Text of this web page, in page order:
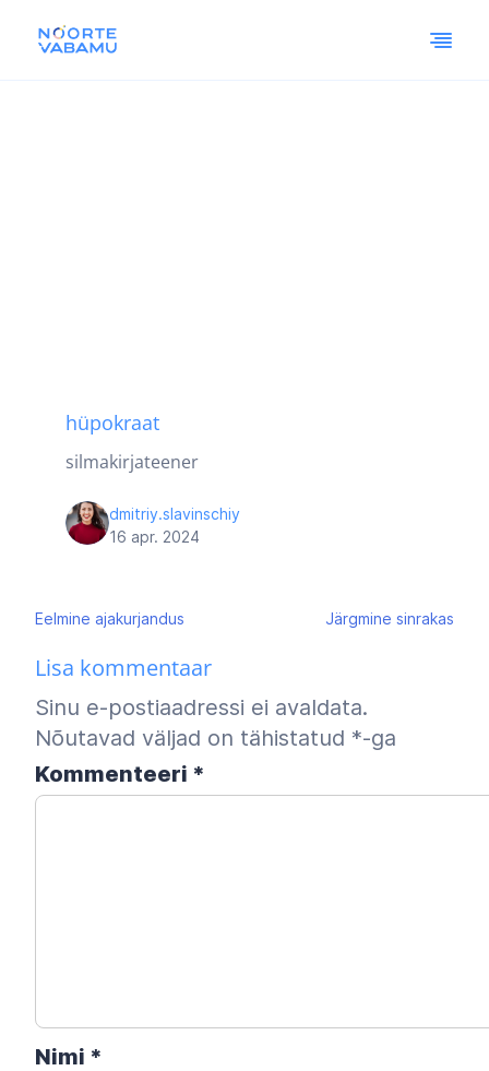
hüpokraat
silmakirjateener
dmitriy.slavinschiy
16 apr. 2024
Navigeerimine
Eelmine ajakurjandus Järgmine sinrakas
Lisa kommentaar
Sinu e-postiaadressi ei avaldata.
Nõutavad väljad on tähistatud *-ga
Kommenteeri *
Nimi *